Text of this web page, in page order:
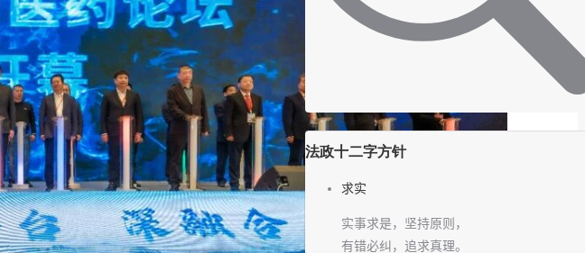
法政十二字方针
求实
实事求是，坚持原则，
有错必纠，追求真理。